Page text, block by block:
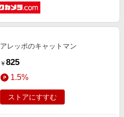
アレッポのキャットマン
￥ 825
1.5%
ストアにすすむ